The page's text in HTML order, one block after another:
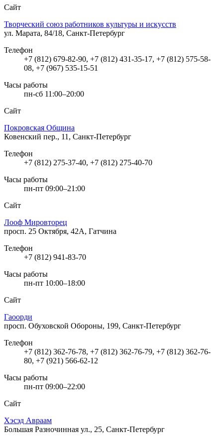
Сайт
Творческий союз работников культуры и искусств
ул. Марата, 84/18, Санкт-Петербург
Телефон
+7 (812) 679-82-90, +7 (812) 431-35-17, +7 (812) 575-58-
08, +7 (967) 535-15-51
Часы работы
пн-сб 11:00–20:00
Сайт
Покровская Община
Ковенский пер., 11, Санкт-Петербург
Телефон
+7 (812) 275-37-40, +7 (812) 275-40-70
Часы работы
пн-пт 09:00–21:00
Сайт
Лооф Мировторец
просп. 25 Октября, 42А, Гатчина
Телефон
+7 (812) 941-83-70
Часы работы
пн-пт 10:00–18:00
Сайт
Гаоорди
просп. Обуховской Обороны, 199, Санкт-Петербург
Телефон
+7 (812) 362-76-78, +7 (812) 362-76-79, +7 (812) 362-76-
80, +7 (921) 566-62-12
Часы работы
пн-пт 09:00–22:00
Сайт
Хэсэд Авраам
Большая Разночинная ул., 25, Санкт-Петербург